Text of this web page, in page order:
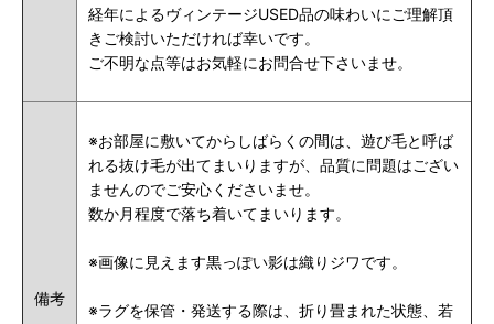
経年によるヴィンテージUSED品の味わいにご理解頂
きご検討いただければ幸いです。
ご不明な点等はお気軽にお問合せ下さいませ。
備考
※お部屋に敷いてからしばらくの間は、遊び毛と呼ば
れる抜け毛が出てまいりますが、品質に問題はござい
ませんのでご安心くださいませ。
数か月程度で落ち着いてまいります。
※画像に見えます黒っぽい影は織りジワです。
※ラグを保管・発送する際は、折り畳まれた状態、若